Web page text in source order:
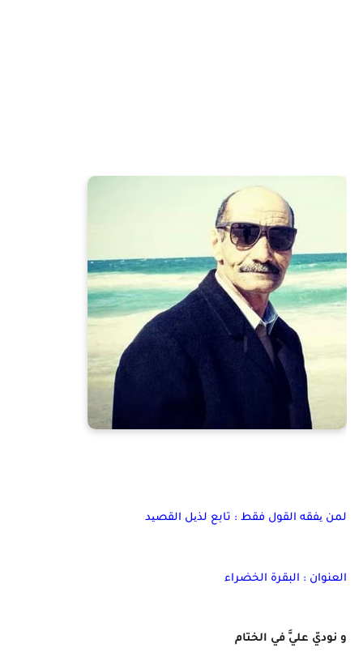
لمن یفقه القول فقط : تابع لذیل القصید
العنوان : البقرة الخضراء
و نوديّ عليَّ في الختام